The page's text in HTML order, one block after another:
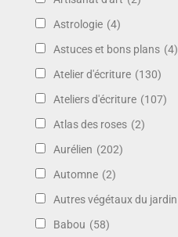
Astrologie (4)
Astuces et bons plans (4)
Atelier d'écriture (130)
Ateliers d'écriture (107)
Atlas des roses (2)
Aurélien (202)
Automne (2)
Autres végétaux du jardin
Babou (58)